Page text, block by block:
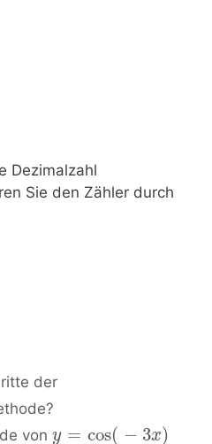
Dezimalzahl
Sie den Zähler durch
der
vony = cos( − 3x)